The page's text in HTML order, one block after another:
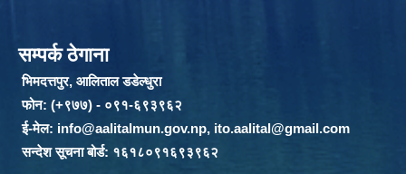
सम्पर्क ठेगाना
भिमदत्तपुर, आलिताल डडेल्धुरा
फोन: (+९७७) - ०९१-६९३९६२
ई-मेल: info@aalitalmun.gov.np, ito.aalital@gmail.com
सन्देश सूचना बोर्ड: १६१८०९१६९३९६२